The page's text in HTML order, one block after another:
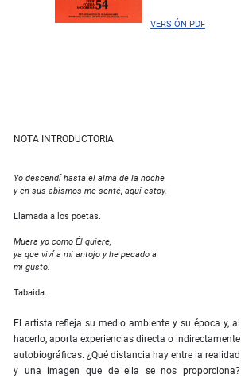
VERSIÓN PDF
NOTA INTRODUCTORIA
Yo descendí hasta el alma de la noche
y en sus abismos me senté; aquí estoy.
Llamada a los poetas.
Muera yo como Él quiere,
ya que viví a mi antojo y he pecado a
mi gusto.
Tabaida.
El artista refleja su medio ambiente y su época y, al
hacerlo, aporta experiencias directa o indirectamente
autobiográficas. ¿Qué distancia hay entre la realidad
y una imagen que de ella se nos proporciona?